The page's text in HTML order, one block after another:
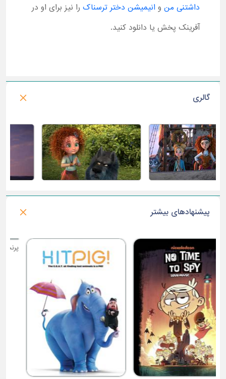
داشتنی من و انیمیشن دختر ترسناک را نیز برای او در
آفرینک پخش یا دانلود کنید.
گالری
پیشنهادهای بیشتر